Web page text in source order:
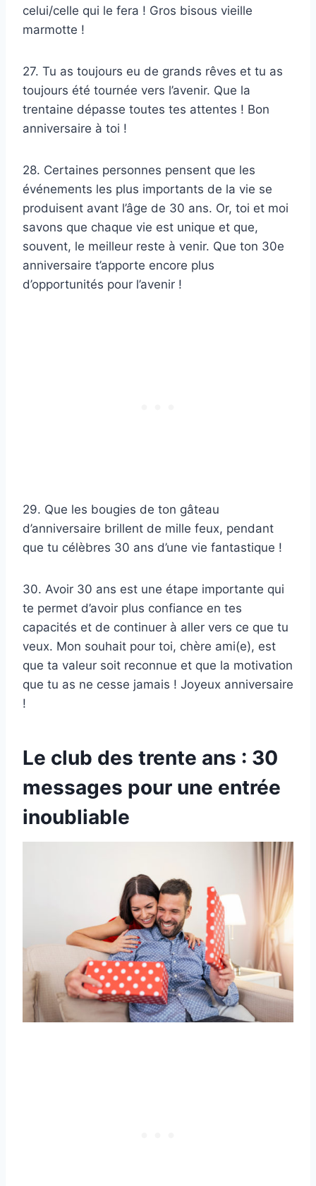
celui/celle qui le fera ! Gros bisous vieille
marmotte !
27. Tu as toujours eu de grands rêves et tu as
toujours été tournée vers l’avenir. Que la
trentaine dépasse toutes tes attentes ! Bon
anniversaire à toi !
28. Certaines personnes pensent que les
événements les plus importants de la vie se
produisent avant l’âge de 30 ans. Or, toi et moi
savons que chaque vie est unique et que,
souvent, le meilleur reste à venir. Que ton 30e
anniversaire t’apporte encore plus
d’opportunités pour l’avenir !
29. Que les bougies de ton gâteau
d’anniversaire brillent de mille feux, pendant
que tu célèbres 30 ans d’une vie fantastique !
30. Avoir 30 ans est une étape importante qui
te permet d’avoir plus confiance en tes
capacités et de continuer à aller vers ce que tu
veux. Mon souhait pour toi, chère ami(e), est
que ta valeur soit reconnue et que la motivation
que tu as ne cesse jamais ! Joyeux anniversaire
!
Le club des trente ans : 30
messages pour une entrée
inoubliable